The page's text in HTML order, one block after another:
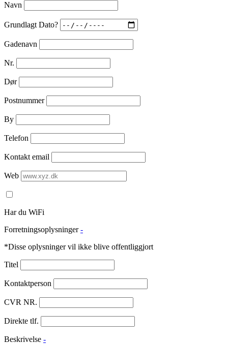
Navn
Grundlagt Dato?
Gadenavn
Nr.
Dør
Postnummer
By
Telefon
Kontakt email
Web
Har du WiFi
Forretningsoplysninger -
*Disse oplysninger vil ikke blive offentliggjort
Titel
Kontaktperson
CVR NR.
Direkte tlf.
Beskrivelse -